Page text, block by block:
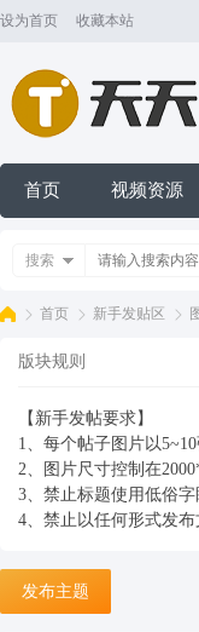
设为首页 收藏本站
首页 视频资源
搜索
首页
›
新手发贴区
版块规则
【新手发帖要求】
1、每个帖子图片以5~10
2、图片尺寸控制在
3、禁止标题使用低俗字
4、禁止以任何形式发
发布主题